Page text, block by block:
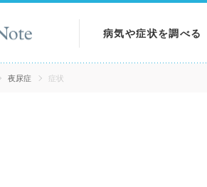
病気や症状を調べる
病気を調べる
夜尿症 症状